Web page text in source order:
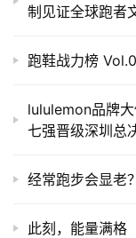
制见证全球跑者
跑鞋战力榜
lululemon品牌
七强晋级深圳总
经常跑步会显老？
此刻，能量满格